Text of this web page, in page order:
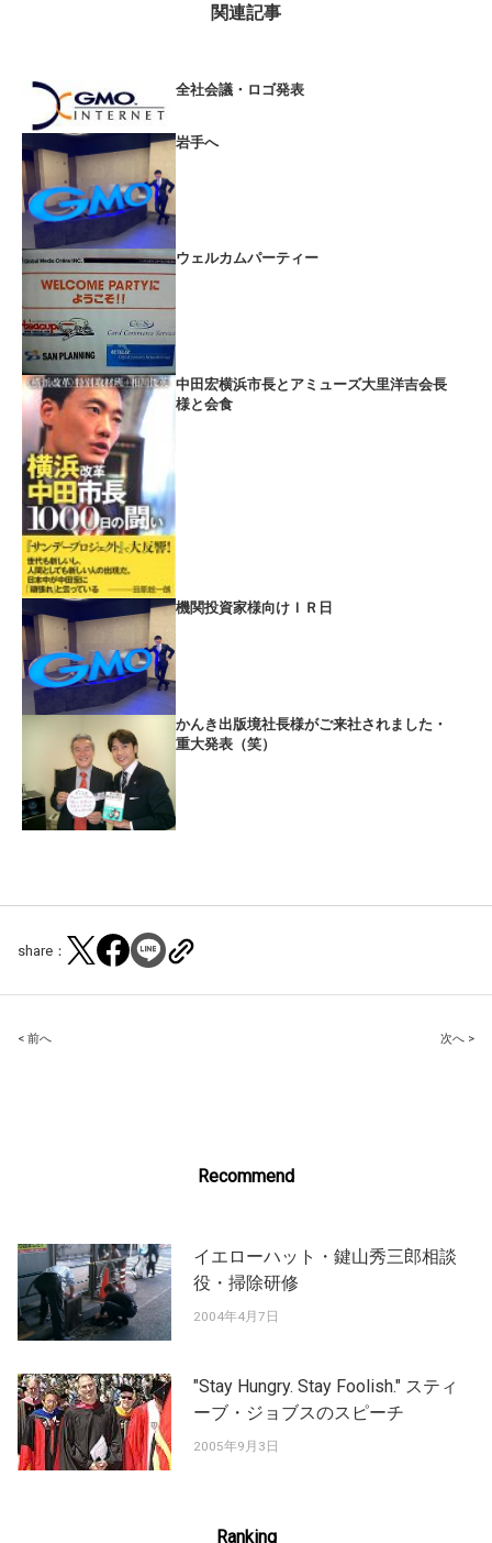
関連記事
全社会議・ロゴ発表
岩手へ
ウェルカムパーティー
中田宏横浜市長とアミューズ大里洋吉会長
様と会食
機関投資家様向けＩＲ日
かんき出版境社長様がご来社されました・
重大発表（笑）
share：
Post
< 前へ 次へ >
Recommend
イエローハット・鍵山秀三郎相談
役・掃除研修
2004年4月7日
"Stay Hungry. Stay Foolish." スティ
ーブ・ジョブスのスピーチ
2005年9月3日
Ranking